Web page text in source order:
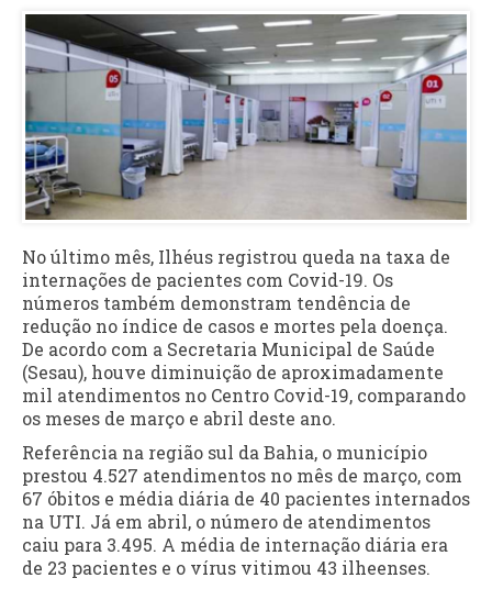
No último mês, Ilhéus registrou queda na taxa de
internações de pacientes com Covid-19. Os
números também demonstram tendência de
redução no índice de casos e mortes pela doença.
De acordo com a Secretaria Municipal de Saúde
(Sesau), houve diminuição de aproximadamente
mil atendimentos no Centro Covid-19, comparando
os meses de março e abril deste ano.
Referência na região sul da Bahia, o município
prestou 4.527 atendimentos no mês de março, com
67 óbitos e média diária de 40 pacientes internados
na UTI. Já em abril, o número de atendimentos
caiu para 3.495. A média de internação diária era
de 23 pacientes e o vírus vitimou 43 ilheenses.